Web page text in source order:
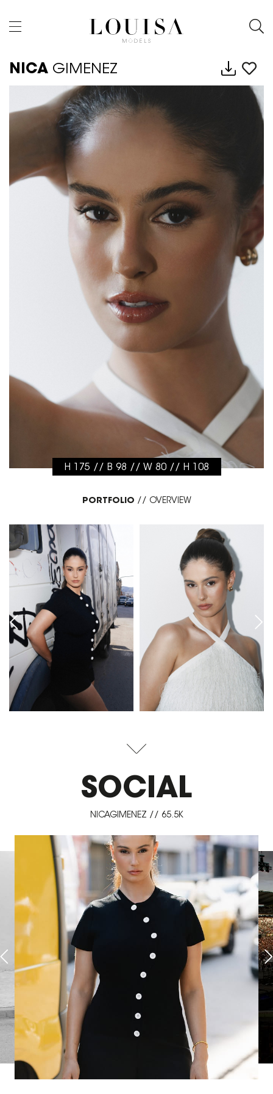
NICA GIMENEZ
H 175 // B 98 // W 80 // H 108
PORTFOLIO // OVERVIEW
SOCIAL
NICAGIMENEZ // 65.5K